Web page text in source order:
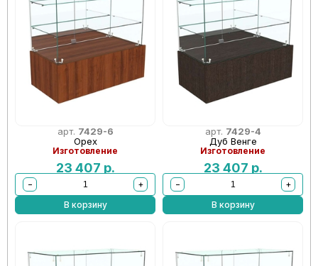
арт. 7429-6
Орех
Изготовление
23 407 р.
−
+
В корзину
арт. 7429-4
Дуб Венге
Изготовление
23 407 р.
−
+
В корзину